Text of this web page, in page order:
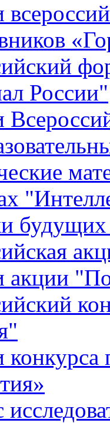
России"
акции
конкурса